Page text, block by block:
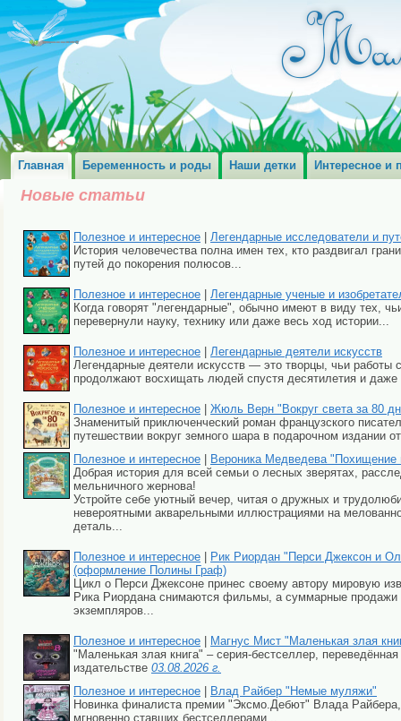
Главная Беременность и роды Наши детки Интересное и
Новые статьи
Полезное и интересное
Легендарные исследователи и
История человечества полна имен тех, кто раздвигал
путей до покорения полюсов...
Полезное и интересное
Легендарные ученые и
Когда говорят "легендарные", обычно имеют в виду тех,
перевернули науку, технику или даже весь ход истории...
Полезное и интересное
Легендарные деятели искусств
Легендарные деятели искусств — это творцы, чьи работы
продолжают восхищать людей спустя десятилетия и даже
Полезное и интересное
Жюль Верн "Вокруг света за 80
Знаменитый приключенческий роман французского
путешествии вокруг земного шара в подарочном издании
Полезное и интересное
Вероника Медведева "Похищение
Добрая история для всей семьи о лесных зверятах,
мельничного жернова!
Устройте себе уютный вечер, читая о дружных и
невероятными акварельными иллюстрациями на
деталь...
Полезное и интересное
Рик Риордан "Перси Джексон и
(оформление Полины Граф)
Цикл о Перси Джексоне принес своему автору мировую
Рика Риордана снимаются фильмы, а суммарные продажи
экземпляров...
Полезное и интересное
Магнус Мист "Маленькая злая
"Маленькая злая книга" – серия-бестселлер,
издательстве 03.08.2026 г.
Полезное и интересное
Влад Райбер "Немые муляжи"
Новинка финалиста премии "Эксмо.Дебют" Влада
мгновенно ставших бестселлерами...